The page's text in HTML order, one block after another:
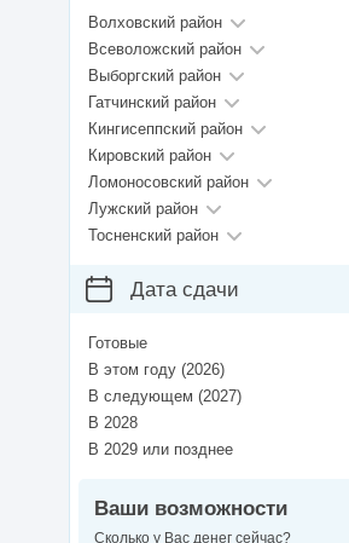
Волховский район
Всеволожский район
Выборгский район
Гатчинский район
Кингисеппский район
Кировский район
Ломоносовский район
Лужский район
Тосненский район
Дата сдачи
Готовые
В этом году (2026)
В следующем (2027)
В 2028
В 2029 или позднее
Ваши возможности
Сколько у Вас денег сейчас?